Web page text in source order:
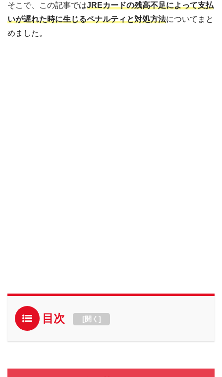
そこで、この記事ではJREカードの残高不足によって支払
いが遅れた時に生じるペナルティと対処方法についてまと
めました。
目次 [開く ]